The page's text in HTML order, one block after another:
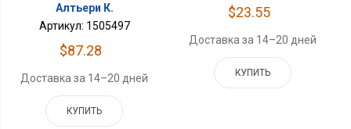
Алтьери К.
Артикул: 1505497
$87.28
Доставка за 14–20 дней
КУПИТЬ
$23.55
Доставка за 14–20 дней
КУПИТЬ